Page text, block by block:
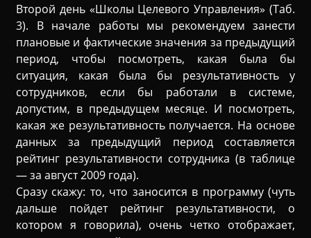
Второй день «Школы Целевого Управления» (Таб.
3). В начале работы мы рекомендуем занести
плановые и фактические значения за предыдущий
период, чтобы посмотреть, какая была бы
ситуация, какая была бы результативность у
сотрудников, если бы работали в системе,
допустим, в предыдущем месяце. И посмотреть,
какая же результативность получается. На основе
данных за предыдущий период составляется
рейтинг результативности сотрудника (в таблице
— за август 2009 года).
Сразу скажу: то, что заносится в программу (чуть
дальше пойдет рейтинг результативности, о
котором я говорила), очень четко отображает,